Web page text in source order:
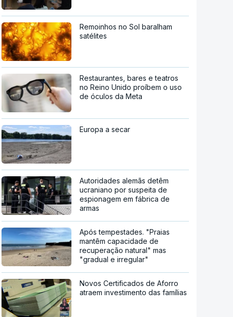
Remoinhos no Sol baralham
satélites
Restaurantes, bares e teatros
no Reino Unido proíbem o uso
de óculos da Meta
Europa a secar
Autoridades alemãs detêm
ucraniano por suspeita de
espionagem em fábrica de
armas
Após tempestades. "Praias
mantêm capacidade de
recuperação natural" mas
"gradual e irregular"
Novos Certificados de Aforro
atraem investimento das famílias